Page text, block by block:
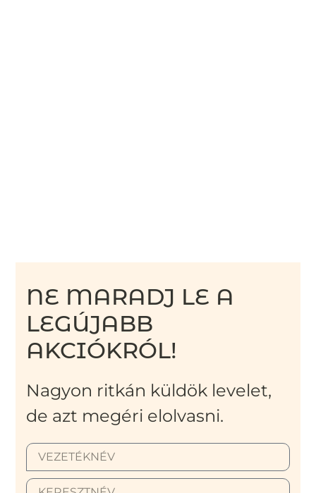
NE MARADJ LE A
LEGÚJABB
AKCIÓKRÓL!
Nagyon ritkán küldök levelet,
de azt megéri elolvasni.